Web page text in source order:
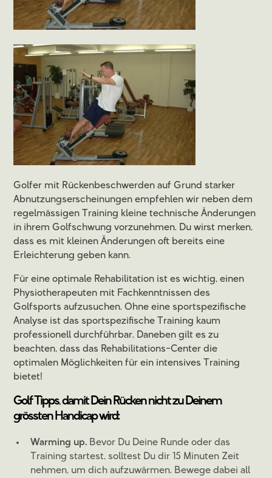
Golfer mit Rückenbeschwerden auf Grund starker
Abnutzungserscheinungen empfehlen wir neben dem
regelmässigen Training kleine technische Änderungen
in ihrem Golfschwung vorzunehmen. Du wirst merken,
dass es mit kleinen Änderungen oft bereits eine
Erleichterung geben kann.
Für eine optimale Rehabilitation ist es wichtig, einen
Physiotherapeuten mit Fachkenntnissen des
Golfsports aufzusuchen. Ohne eine sportspezifische
Analyse ist das sportspezifische Training kaum
professionell durchführbar. Daneben gilt es zu
beachten, dass das Rehabilitations-Center die
optimalen Möglichkeiten für ein intensives Training
bietet!
Golf Tipps,damit Dein Rücken nicht zu Deinem
grössten Handicap wird:
Warming up.Bevor Du Deine Runde oder das
Training startest, solltest Du dir 15 Minuten Zeit
nehmen, um dich aufzuwärmen. Bewege dabei all